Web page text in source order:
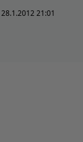
28.1.2012 21:01